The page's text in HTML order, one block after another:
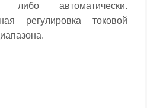
либо автоматически.
регулировка токовой